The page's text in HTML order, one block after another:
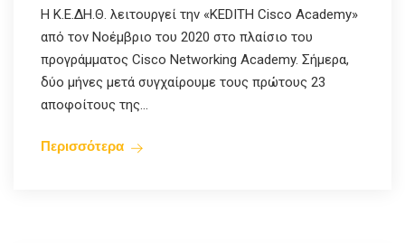
Η Κ.Ε.ΔΗ.Θ. λειτουργεί την «KEDITH Cisco Academy»
από τον Νοέμβριο του 2020 στο πλαίσιο του
προγράμματος Cisco Networking Academy. Σήμερα,
δύο μήνες μετά συγχαίρουμε τους πρώτους 23
αποφοίτους της...
Περισσότερα